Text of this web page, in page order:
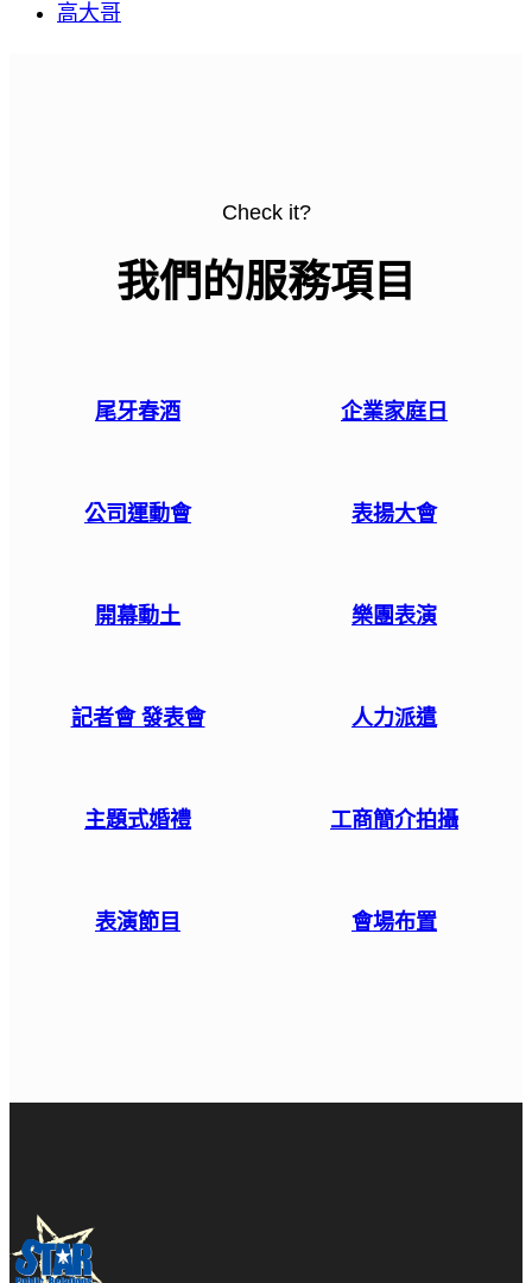
高大哥
Check it?
我們的服務項目
尾牙春酒 企業家庭日
公司運動會 表揚大會
開幕動土 樂團表演
記者會 發表會 人力派遣
主題式婚禮 工商簡介拍攝
表演節目 會場布置